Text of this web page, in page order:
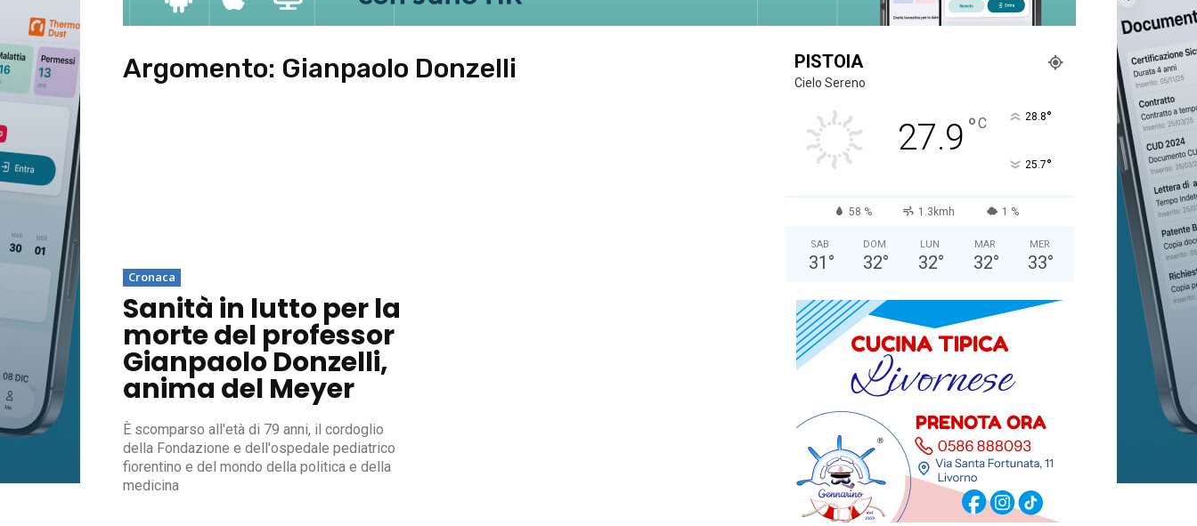
Argomento: Gianpaolo Donzelli
Cronaca
Sanità in lutto per la
morte del professor
Gianpaolo Donzelli,
anima del Meyer
È scomparso all'età di 79 anni, il cordoglio
della Fondazione e dell'ospedale pediatrico
fiorentino e del mondo della politica e della
medicina
PISTOIA
Cielo Sereno
27.9 °C 28.8°
25.7°
58 % 1.3kmh 1 %
SAB
31 °
DOM
32°
LUN
32°
MAR
32°
MER
33°